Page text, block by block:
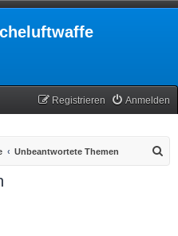
Anmelden
Registrieren
Unbeantwortete Themen